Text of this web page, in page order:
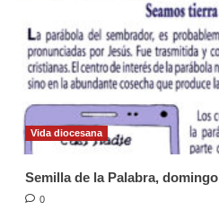
Vida diocesana
Semilla de la Palabra,
0